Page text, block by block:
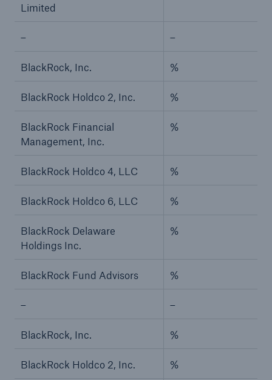
Limited
– –
BlackRock, Inc. %
BlackRock Holdco 2, Inc. %
BlackRock Financial
Management, Inc.
%
BlackRock Holdco 4, LLC %
BlackRock Holdco 6, LLC %
BlackRock Delaware
Holdings Inc.
%
BlackRock Fund Advisors %
– –
BlackRock, Inc. %
BlackRock Holdco 2, Inc. %